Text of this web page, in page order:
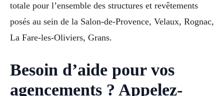
totale pour l’ensemble des structures et revêtements
posés au sein de la Salon-de-Provence, Velaux, Rognac,
La Fare-les-Oliviers, Grans.
Besoin d’aide pour vos
agencements ? Appelez-